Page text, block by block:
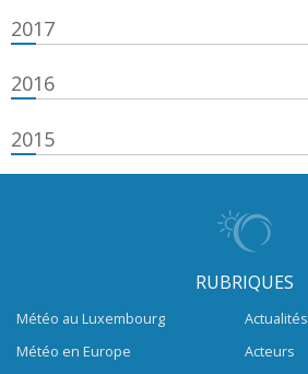
2017
2016
2015
RUBRIQUES
Météo au Luxembourg
Météo en Europe
Actualités
Acteurs